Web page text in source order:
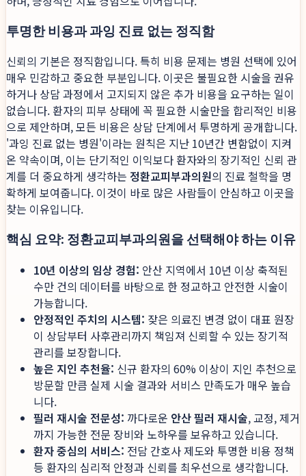
투명한 비용과 과잉 진료 없는 정직함
신뢰의 기본은 정직함입니다. 특히 비용 문제는 병원 선택에 있어
매우 민감하고 중요한 부분입니다. 이곳은 불필요한 시술을 권유
하거나 상담 과정에서 고지되지 않은 추가 비용을 요구하는 일이
없습니다. 환자의 피부 상태에 꼭 필요한 시술만을 합리적인 비용
으로 제안하며, 모든 비용은 상담 단계에서 투명하게 공개합니다.
'과잉 진료 없는 병원'이라는 원칙은 지난 10년간 변함없이 지켜
온 약속이며, 이는 단기적인 이익보다 환자와의 장기적인 신뢰 관
계를 더 중요하게 생각하는 정환교피부과의원의 진료 철학을 명
확하게 보여줍니다. 이것이 바로 많은 사람들이 안심하고 이곳을
찾는 이유입니다.
핵심 요약: 정환교피부과의원을 선택해야 하는 이유
10년 이상의 임상 경험: 안산 지역에서 10년 이상 축적된
수만 건의 데이터를 바탕으로 한 정교하고 안전한 시술이
가능합니다.
안정적인 주치의 시스템: 잦은 의료진 변경 없이 대표 원장
이 상담부터 사후관리까지 책임져 신뢰할 수 있는 장기적
관리를 보장합니다.
높은 지인 추천율: 신규 환자의 60% 이상이 지인 추천으로
방문할 만큼 실제 시술 결과와 서비스 만족도가 매우 높습
니다.
필러 재시술 전문성: 까다로운 안산 필러 재시술, 교정, 제거
까지 가능한 전문 장비와 노하우를 보유하고 있습니다.
환자 중심의 서비스: 전담 간호사 제도와 투명한 비용 정책
등 환자의 심리적 안정과 신뢰를 최우선으로 생각합니다.